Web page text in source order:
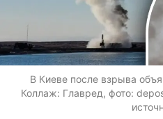
В Киеве после взрыва
Коллаж: Главред, фото: